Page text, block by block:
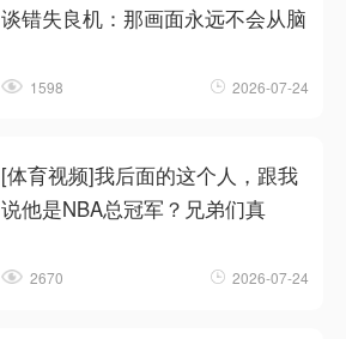
谈错失良机：那画面永远不会从脑
1598 2026-07-24
[体育视频]我后面的这个人，跟我
说他是NBA总冠军？兄弟们真
2670 2026-07-24